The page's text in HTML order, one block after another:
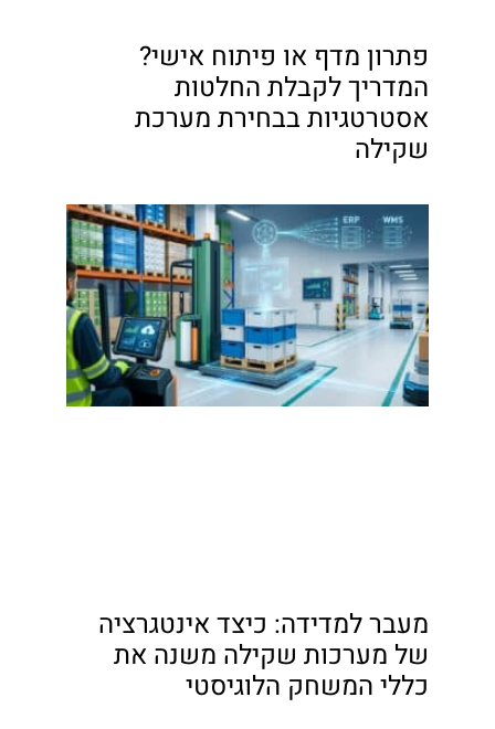
פתרון מדף או פיתוח אישי?
המדריך לקבלת החלטות
אסטרטגיות בבחירת מערכת
שקילה
מעבר למדידה: כיצד אינטגרציה
של מערכות שקילה משנה את
כללי המשחק הלוגיסטי